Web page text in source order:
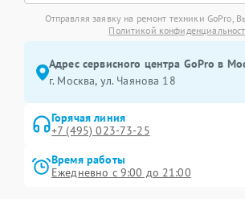
Отправляя заявку на ремонт техники GoPro,
Политикой
Адрес сервисного центра GoPro в
г. Москва, ул. Чаянова 18
Горячая линия
+7 (495) 023-73-25
Время работы
Ежедневно с 9:00 до 21:00